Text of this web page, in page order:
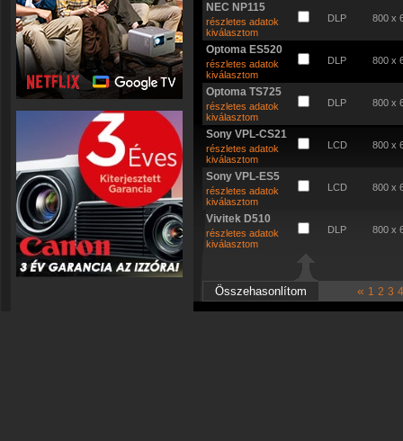
NEC NP115
részletes adatok
kiválasztom
DLP 800 x
Optoma ES520
részletes adatok
kiválasztom
DLP 800 x
Optoma TS725
részletes adatok
kiválasztom
DLP 800 x
Sony VPL-CS21
részletes adatok
kiválasztom
LCD 800 x
Sony VPL-ES5
részletes adatok
kiválasztom
LCD 800 x
Vivitek D510
részletes adatok
kiválasztom
DLP 800 x
« 1 2 3 4